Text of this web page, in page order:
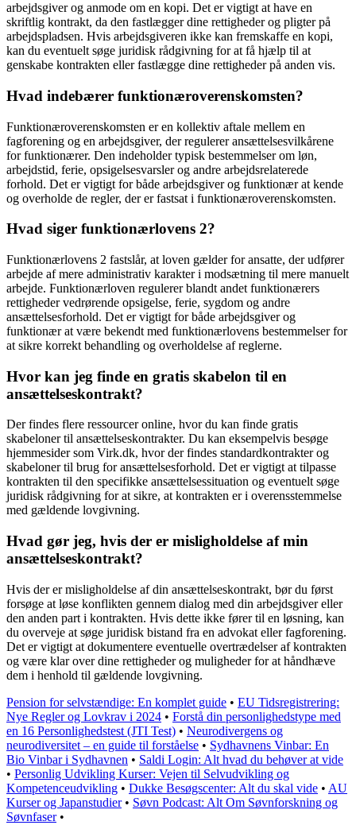
arbejdsgiver og anmode om en kopi. Det er vigtigt at have en
skriftlig kontrakt, da den fastlægger dine rettigheder og pligter på
arbejdspladsen. Hvis arbejdsgiveren ikke kan fremskaffe en kopi,
kan du eventuelt søge juridisk rådgivning for at få hjælp til at
genskabe kontrakten eller fastlægge dine rettigheder på anden vis.
Hvad indebærer funktionæroverenskomsten?
Funktionæroverenskomsten er en kollektiv aftale mellem en
fagforening og en arbejdsgiver, der regulerer ansættelsesvilkårene
for funktionærer. Den indeholder typisk bestemmelser om løn,
arbejdstid, ferie, opsigelsesvarsler og andre arbejdsrelaterede
forhold. Det er vigtigt for både arbejdsgiver og funktionær at kende
og overholde de regler, der er fastsat i funktionæroverenskomsten.
Hvad siger funktionærlovens 2?
Funktionærlovens 2 fastslår, at loven gælder for ansatte, der udfører
arbejde af mere administrativ karakter i modsætning til mere manuelt
arbejde. Funktionærloven regulerer blandt andet funktionærers
rettigheder vedrørende opsigelse, ferie, sygdom og andre
ansættelsesforhold. Det er vigtigt for både arbejdsgiver og
funktionær at være bekendt med funktionærlovens bestemmelser for
at sikre korrekt behandling og overholdelse af reglerne.
Hvor kan jeg finde en gratis skabelon til en
ansættelseskontrakt?
Der findes flere ressourcer online, hvor du kan finde gratis
skabeloner til ansættelseskontrakter. Du kan eksempelvis besøge
hjemmesider som Virk.dk, hvor der findes standardkontrakter og
skabeloner til brug for ansættelsesforhold. Det er vigtigt at tilpasse
kontrakten til den specifikke ansættelsessituation og eventuelt søge
juridisk rådgivning for at sikre, at kontrakten er i overensstemmelse
med gældende lovgivning.
Hvad gør jeg, hvis der er misligholdelse af min
ansættelseskontrakt?
Hvis der er misligholdelse af din ansættelseskontrakt, bør du først
forsøge at løse konflikten gennem dialog med din arbejdsgiver eller
den anden part i kontrakten. Hvis dette ikke fører til en løsning, kan
du overveje at søge juridisk bistand fra en advokat eller fagforening.
Det er vigtigt at dokumentere eventuelle overtrædelser af kontrakten
og være klar over dine rettigheder og muligheder for at håndhæve
dem i henhold til gældende lovgivning.
Pension for selvstændige: En komplet guide • EU Tidsregistrering:
Nye Regler og Lovkrav i 2024 • Forstå din personlighedstype med
en 16 Personlighedstest (JTI Test) • Neurodivergens og
neurodiversitet – en guide til forståelse • Sydhavnens Vinbar: En
Bio Vinbar i Sydhavnen • Saldi Login: Alt hvad du behøver at vide
• Personlig Udvikling Kurser: Vejen til Selvudvikling og
Kompetenceudvikling • Dukke Besøgscenter: Alt du skal vide • AU
Kurser og Japanstudier• Søvn Podcast: Alt Om Søvnforskning og
Søvnfaser•